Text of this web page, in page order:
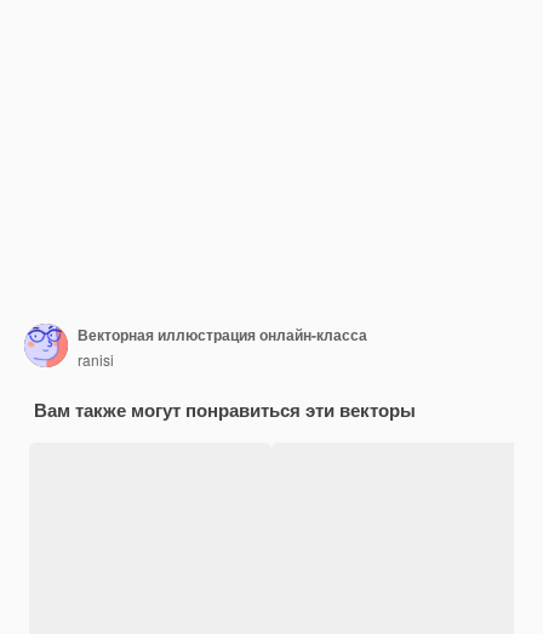
Векторная иллюстрация онлайн-класса
ranisi
Вам также могут понравиться эти векторы